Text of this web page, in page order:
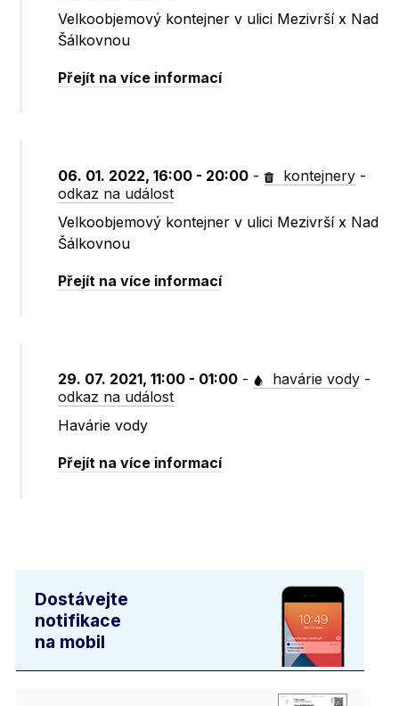
Velkoobjemový kontejner v ulici Mezivrší x Nad
Šálkovnou
Přejít na více informací
06. 01. 2022, 16:00 - 20:00 - kontejnery -
odkaz na událost
Velkoobjemový kontejner v ulici Mezivrší x Nad
Šálkovnou
Přejít na více informací
29. 07. 2021, 11:00 - 01:00 - havárie vody -
odkaz na událost
Havárie vody
Přejít na více informací
Dostávejte
notifikace
na mobil